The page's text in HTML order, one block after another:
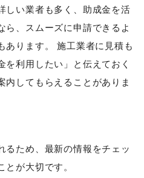
しい業者も多く、助成金を活
ら、スムーズに申請できるよ
あります。 施工業者に見積も
を利用したい」と伝えておく
内してもらえることがありま
るため、最新の情報をチェッ
とが大切です。